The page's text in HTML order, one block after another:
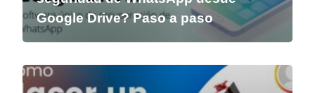
Google Drive? Paso a paso